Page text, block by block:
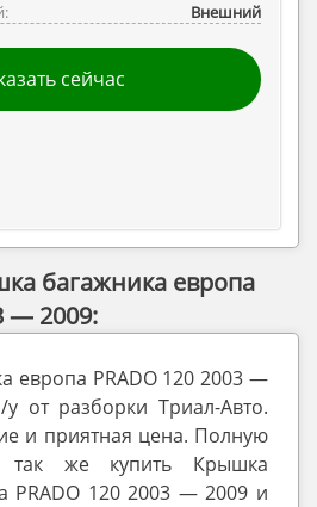
Внешний
сейчас
багажника европа
— 2009:
европа PRADO 120 2003 —
от разборки Триал-Авто.
и приятная цена. Полную
же купить Крышка
PRADO 120 2003 — 2009 и